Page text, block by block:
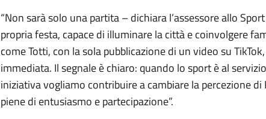
“Non sarà solo una partita – dichiara l’assessore allo
propria festa, capace di illuminare la città e coinvolgere
come Totti, con la sola pubblicazione di un video su
immediata. Il segnale è chiaro: quando lo sport è al
iniziativa vogliamo contribuire a cambiare la percezione
piene di entusiasmo e partecipazione”.